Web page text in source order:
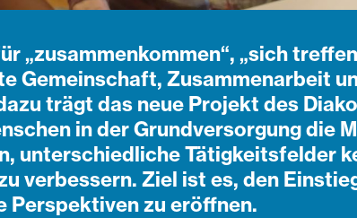
„zusammenkommen“, „sich
Gemeinschaft, Zusammenarbeit
trägt das neue Projekt des
in der Grundversorgung die
unterschiedliche Tätigkeitsfelder
verbessern. Ziel ist es, den
Perspektiven zu eröffnen.